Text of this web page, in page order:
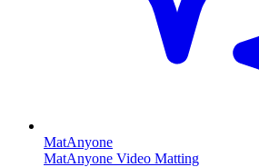
MatAnyone
MatAnyone Video Matting